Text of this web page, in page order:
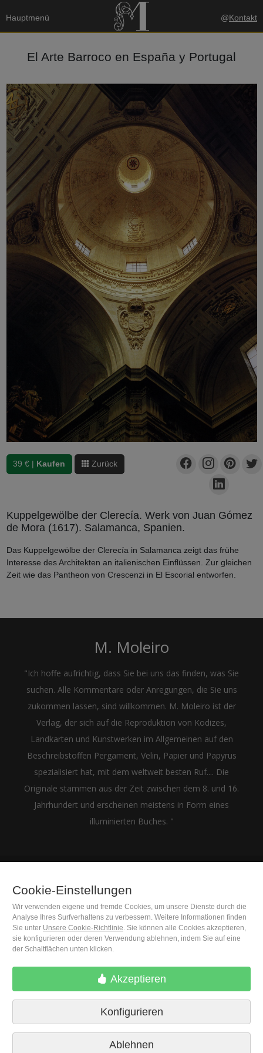
Hauptmenü @Kontakt
El Arte Barroco en España y Portugal
39 € | Kaufen Zurück
Kuppelgewölbe der Clerecía. Werk von Juan Gómez
de Mora (1617). Salamanca, Spanien.
Das Kuppelgewölbe der Clerecía in Salamanca zeigt das frühe
Interesse des Architekten an italienischen Einflüssen. Zur gleichen
Zeit wie das Pantheon von Crescenzi in El Escorial entworfen.
M. Moleiro
"Ich hoffe aufrichtig, dass Sie bei uns das finden, was Sie
suchen. Alle Kommentare oder Anregungen, die Sie uns
zukommen lassen, sind willkommen. M. Moleiro ist der
Verlag, der sich auf die Reproduktion von Kodizes,
Landkarten und Kunstwerken im Allgemeinen auf den
Beschreibstoffen Pergament, Velin, Papier und Papyrus
spezialisiert hat, mit dem weltweit besten Ruf.... Die
Originale stammen aus der Zeit zwischen dem 8. und 16.
Jahrhundert und erscheinen meistens in Form eines
illuminierten Buches. "
(+34) 932 402 091
M. Moleiro Editor, S.A.
Travesera de Gracia, 17
E08021 Barcelona (Spain)
Cookie-Einstellungen
Wir verwenden eigene und fremde Cookies, um unsere Dienste durch die
Analyse Ihres Surfverhaltens zu verbessern. Weitere Informationen finden
Sie unter Unsere Cookie-Richtlinie. Sie können alle Cookies akzeptieren,
sie konfigurieren oder deren Verwendung ablehnen, indem Sie auf eine
der Schaltflächen unten klicken.
Akzeptieren
Konfigurieren
Ablehnen